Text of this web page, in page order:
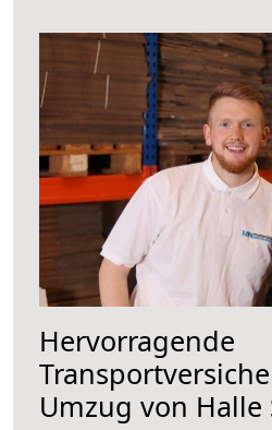
Hervorragende
Umzug von Halle